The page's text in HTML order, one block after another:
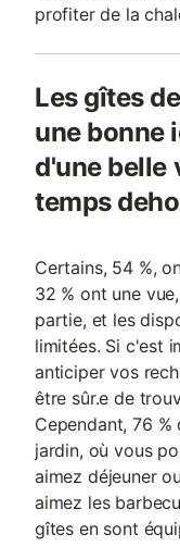
profiter de la
Les gîtes
une bonne
d'une belle
temps
Certains, 54 %,
32 % ont une
partie, et les
limitées. Si c'est
anticiper vos
être sûr.e de
Cependant, 76
jardin, où vous
aimez déjeuner
aimez les
gîtes en sont